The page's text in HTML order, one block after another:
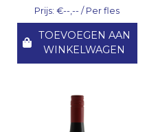
Prijs: €--,-- / Per fles
TOEVOEGEN AAN
WINKELWAGEN